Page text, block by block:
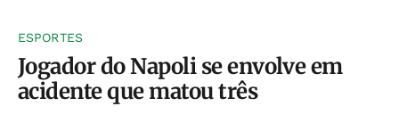
ESPORTES
Jogador do Napoli se envolve em
acidente que matou três